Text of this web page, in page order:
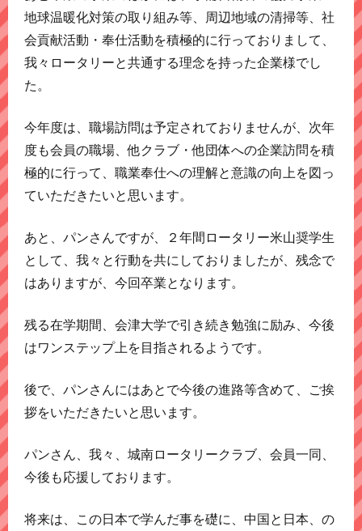
地球温暖化対策の取り組み等、周辺地域の清掃等、社
会貢献活動・奉仕活動を積極的に行っておりまして、
我々ロータリーと共通する理念を持った企業様でし
た。
今年度は、職場訪問は予定されておりませんが、次年
度も会員の職場、他クラブ・他団体への企業訪問を積
極的に行って、職業奉仕への理解と意識の向上を図っ
ていただきたいと思います。
あと、パンさんですが、２年間ロータリー米山奨学生
として、我々と行動を共にしておりましたが、残念で
はありますが、今回卒業となります。
残る在学期間、会津大学で引き続き勉強に励み、今後
はワンステップ上を目指されるようです。
後で、パンさんにはあとで今後の進路等含めて、ご挨
拶をいただきたいと思います。
パンさん、我々、城南ロータリークラブ、会員一同、
今後も応援しております。
将来は、この日本で学んだ事を礎に、中国と日本、の